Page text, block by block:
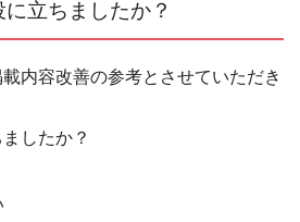
立ちましたか？
内容改善の参考とさせていただき
したか？